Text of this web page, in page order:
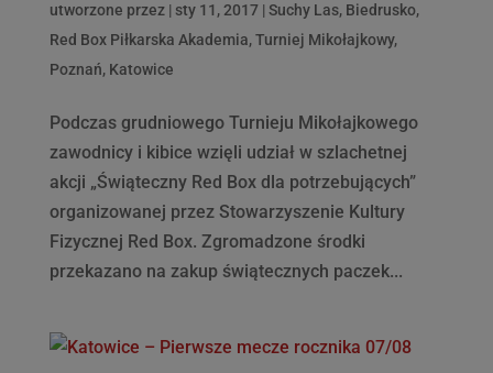
utworzone przez | sty 11, 2017| Suchy Las, Biedrusko,
Red Box Piłkarska Akademia,Turniej Mikołajkowy,
Poznań, Katowice
Podczas grudniowego Turnieju Mikołajkowego
zawodnicy i kibice wzięli udział w szlachetnej
akcji „Świąteczny Red Box dla potrzebujących”
organizowanej przez Stowarzyszenie Kultury
Fizycznej Red Box. Zgromadzone środki
przekazano na zakup świątecznych paczek...